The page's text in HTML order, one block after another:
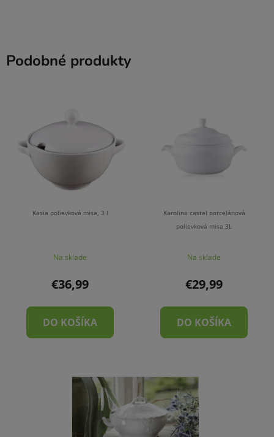
Podobné produkty
Kasia polievková misa, 3 l
Na sklade
€36,99
DO KOŠÍKA
Karolina castel porcelánová
polievková misa 3L
Na sklade
€29,99
DO KOŠÍKA